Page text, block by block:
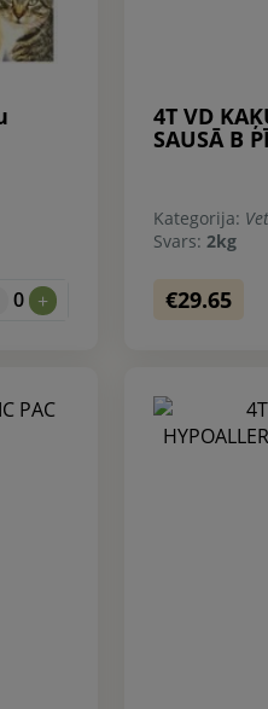
0 +
4T VD
SAUSĀ B
Kategorija:
Svars: 2kg
€29.65